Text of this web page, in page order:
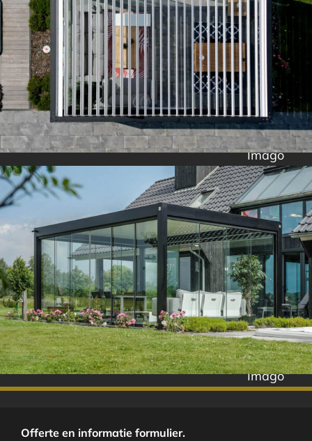
Imago
Imago
Offerte en informatie formulier.